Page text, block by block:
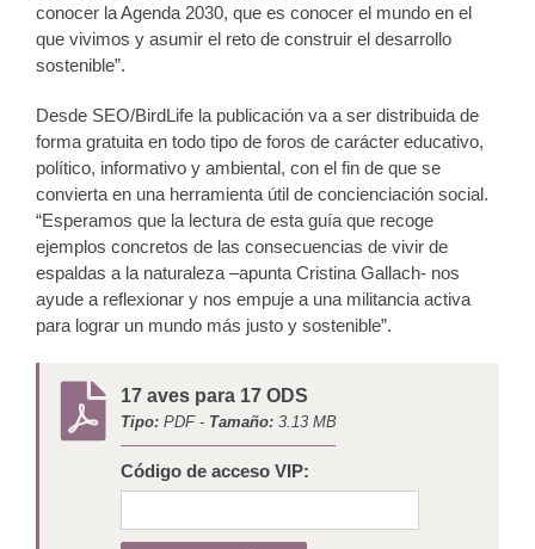
conocer la Agenda 2030, que es conocer el mundo en el
que vivimos y asumir el reto de construir el desarrollo
sostenible”.
Desde SEO/BirdLife la publicación va a ser distribuida de
forma gratuita en todo tipo de foros de carácter educativo,
político, informativo y ambiental, con el fin de que se
convierta en una herramienta útil de concienciación social.
“Esperamos que la lectura de esta guía que recoge
ejemplos concretos de las consecuencias de vivir de
espaldas a la naturaleza –apunta Cristina Gallach- nos
ayude a reflexionar y nos empuje a una militancia activa
para lograr un mundo más justo y sostenible”.
17 aves para 17 ODS
Tipo:PDF - Tamaño:3.13 MB
Código de acceso VIP: